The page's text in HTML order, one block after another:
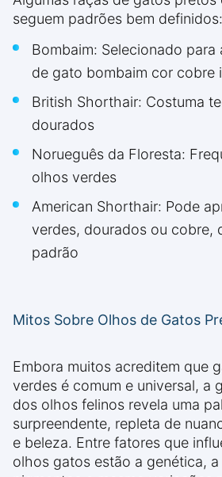
seguem padrões bem definidos:
Bombaim: Selecionado para
de gato bombaim cor cobre
British Shorthair: Costuma
dourados
Norueguês da Floresta:
olhos verdes
American Shorthair: Pode
verdes, dourados ou cobre,
padrão
Mitos Sobre Olhos de Gatos
Embora muitos acreditem que
verdes é comum e universal, a
dos olhos felinos revela uma
surpreendente, repleta de
e beleza. Entre fatores que
olhos gatos estão a genética,